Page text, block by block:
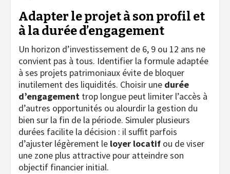
Adapter le projet à son profil et
à la durée d’engagement
Un horizon d’investissement de 6, 9 ou 12 ans ne
convient pas à tous. Identifier la formule adaptée
à ses projets patrimoniaux évite de bloquer
inutilement des liquidités. Choisir une durée
d’engagement trop longue peut limiter l’accès à
d’autres opportunités ou alourdir la gestion du
bien sur la fin de la période. Simuler plusieurs
durées facilite la décision : il suffit parfois
d’ajuster légèrement le loyer locatif ou de viser
une zone plus attractive pour atteindre son
objectif financier initial.